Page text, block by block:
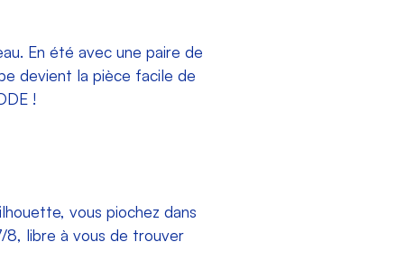
En été avec une paire de
devient la pièce facile de
!
vous piochez dans
libre à vous de trouver